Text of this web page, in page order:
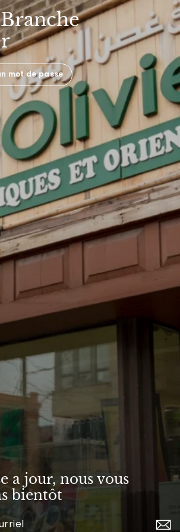
Branche
mot de passe
a jour, nous vous
bientôt